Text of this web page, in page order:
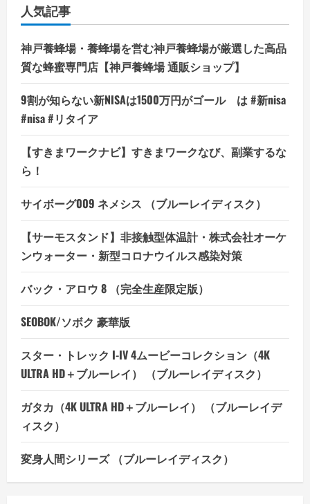
人気記事
神戸養蜂場・養蜂場を営む神戸養蜂場が厳選した高品
質な蜂蜜専門店【神戸養蜂場 通販ショップ】
9割が知らない新NISAは1500万円がゴール は #新nisa
#nisa #リタイア
【すきまワークナビ】すきまワークなび、副業するな
ら！
サイボーグ009 ネメシス （ブルーレイディスク）
【サーモスタンド】非接触型体温計・株式会社オーケ
ンウォーター・新型コロナウイルス感染対策
バック・アロウ 8 （完全生産限定版）
SEOBOK/ソボク 豪華版
スター・トレック I-IV 4ムービーコレクション（4K
ULTRA HD＋ブルーレイ） （ブルーレイディスク）
ガタカ（4K ULTRA HD＋ブルーレイ） （ブルーレイデ
ィスク）
変身人間シリーズ （ブルーレイディスク）